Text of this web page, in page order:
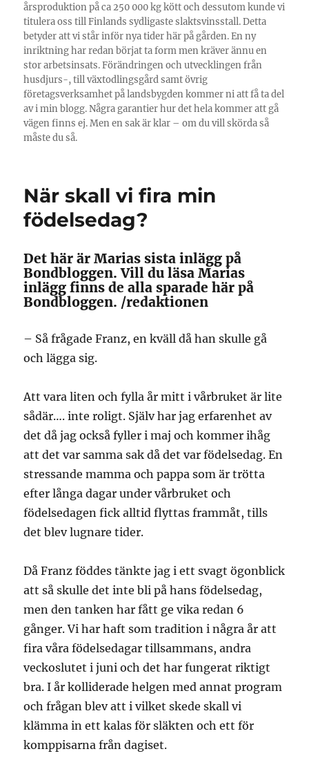
årsproduktion på ca 250 000 kg kött och dessutom kunde vi
titulera oss till Finlands sydligaste slaktsvinsstall. Detta
betyder att vi står inför nya tider här på gården. En ny
inriktning har redan börjat ta form men kräver ännu en
stor arbetsinsats. Förändringen och utvecklingen från
husdjurs-, till växtodlingsgård samt övrig
företagsverksamhet på landsbygden kommer ni att få ta del
av i min blogg. Några garantier hur det hela kommer att gå
vägen finns ej. Men en sak är klar – om du vill skörda så
måste du så.
När skall vi fira min
födelsedag?
Det här är Marias sista inlägg på
Bondbloggen. Vill du läsa Marias
inlägg finns de alla sparade här på
Bondbloggen. /redaktionen
– Så frågade Franz, en kväll då han skulle gå
och lägga sig.
Att vara liten och fylla år mitt i vårbruket är lite
sådär…. inte roligt. Själv har jag erfarenhet av
det då jag också fyller i maj och kommer ihåg
att det var samma sak då det var födelsedag. En
stressande mamma och pappa som är trötta
efter långa dagar under vårbruket och
födelsedagen fick alltid flyttas frammåt, tills
det blev lugnare tider.
Då Franz föddes tänkte jag i ett svagt ögonblick
att så skulle det inte bli på hans födelsedag,
men den tanken har fått ge vika redan 6
gånger. Vi har haft som tradition i några år att
fira våra födelsedagar tillsammans, andra
veckoslutet i juni och det har fungerat riktigt
bra. I år kolliderade helgen med annat program
och frågan blev att i vilket skede skall vi
klämma in ett kalas för släkten och ett för
komppisarna från dagiset.